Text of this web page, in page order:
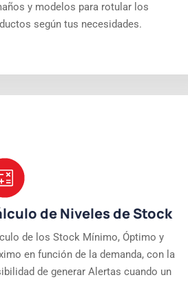
y modelos para rotular los
según tus necesidades.
de Niveles de Stock
de los Stock Mínimo, Óptimo y
en función de la demanda, con la
de generar Alertas cuando un